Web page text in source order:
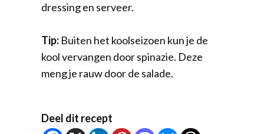
dressing en serveer.
Tip: Buiten het koolseizoen kun je de
kool vervangen door spinazie. Deze
meng je rauw door de salade.
Deel dit recept